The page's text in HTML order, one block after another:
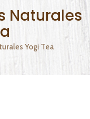
Naturales
Yogi Tea